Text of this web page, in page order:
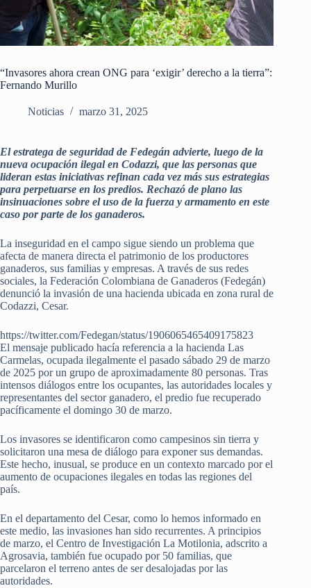
“Invasores ahora crean ONG para ‘exigir’ derecho a la tierra”:
Fernando Murillo
Noticias marzo 31, 2025
El estratega de seguridad de Fedegán advierte, luego de la
nueva ocupación ilegal en Codazzi, que las personas que
lideran estas iniciativas refinan cada vez más sus estrategias
para perpetuarse en los predios. Rechazó de plano las
insinuaciones sobre el uso de la fuerza y armamento en este
caso por parte de los ganaderos.
La inseguridad en el campo sigue siendo un problema que
afecta de manera directa el patrimonio de los productores
ganaderos, sus familias y empresas. A través de sus redes
sociales, la Federación Colombiana de Ganaderos (Fedegán)
denunció la invasión de una hacienda ubicada en zona rural de
Codazzi, Cesar.
https://twitter.com/Fedegan/status/1906065465409175823
El mensaje publicado hacía referencia a la hacienda Las
Carmelas, ocupada ilegalmente el pasado sábado 29 de marzo
de 2025 por un grupo de aproximadamente 80 personas. Tras
intensos diálogos entre los ocupantes, las autoridades locales y
representantes del sector ganadero, el predio fue recuperado
pacíficamente el domingo 30 de marzo.
Los invasores se identificaron como campesinos sin tierra y
solicitaron una mesa de diálogo para exponer sus demandas.
Este hecho, inusual, se produce en un contexto marcado por el
aumento de ocupaciones ilegales en todas las regiones del
país.
En el departamento del Cesar, como lo hemos informado en
este medio, las invasiones han sido recurrentes. A principios
de marzo, el Centro de Investigación La Motilonia, adscrito a
Agrosavia, también fue ocupado por 50 familias, que
parcelaron el terreno antes de ser desalojadas por las
autoridades.